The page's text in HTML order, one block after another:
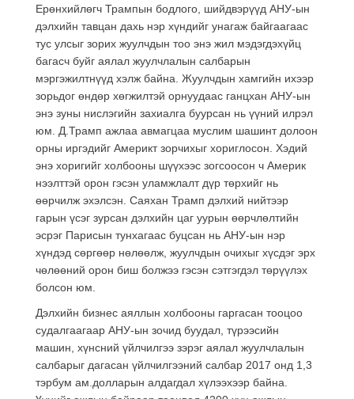
Ерөнхийлөгч Трампын бодлого, шийдвэрүүд АНУ-ын
дэлхийн тавцан дахь нэр хүндийг унагаж байгаагаас
тус улсыг зорих жуулчдын тоо энэ жил мэдэгдэхүйц
багасч буйг аялал жуулчлалын салбарын
мэргэжилтнүүд хэлж байна. Жуулчдын хамгийн ихээр
зорьдог өндөр хөгжилтэй орнуудаас ганцхан АНУ-ын
энэ зуны нислэгийн захиалга буурсан нь үүний илрэл
юм. Д.Трамп ажлаа авмагцаа муслим шашинт долоон
орны иргэдийг Америкт зорчихыг хориглосон. Хэдий
энэ хоригийг холбооны шүүхээс зогсоосон ч Америк
нээлттэй орон гэсэн уламжлалт дүр төрхийг нь
өөрчилж эхэлсэн. Саяхан Трамп дэлхий нийтээр
гарын үсэг зурсан дэлхийн цаг уурын өөрчлөлтийн
эсрэг Парисын тунхагаас буцсан нь АНУ-ын нэр
хүндэд сөргөөр нөлөөлж, жуулчдын очихыг хүсдэг эрх
чөлөөний орон биш болжээ гэсэн сэтгэгдэл төрүүлэх
болсон юм.
Дэлхийн бизнес аяллын холбооны гаргасан тооцоо
судалгаагаар АНУ-ын зочид буудал, түрээсийн
машин, хүнсний үйлчилгээ зэрэг аялал жуулчлалын
салбарыг дагасан үйлчилгээний салбар 2017 онд 1,3
тэрбум ам.долларын алдагдал хүлээхээр байна.